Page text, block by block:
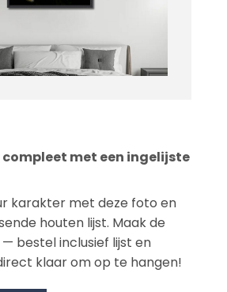
compleet met een ingelijste
karakter met deze foto en
houten lijst. Maak de
bestel inclusief lijst en
klaar om op te hangen!